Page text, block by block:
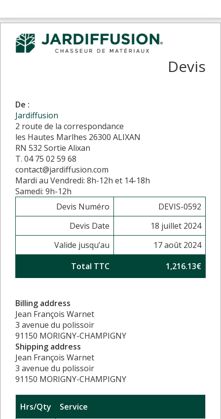
Devis
De :
Jardiffusion
2 route de la correspondance
les Hautes Marlhes 26300 ALIXAN
RN 532 Sortie Alixan
T. 04 75 02 59 68
contact@jardiffusion.com
Mardi au Vendredi: 8h-12h et 14-18h
Samedi: 9h-12h
Devis Numéro
DEVIS-0592
Devis Date
18 juillet 2024
Valide jusqu’au
17 août 2024
Total TTC
1,216.13€
Billing address
Jean François Warnet
3 avenue du polissoir
91150 MORIGNY-CHAMPIGNY
Shipping address
Jean François Warnet
3 avenue du polissoir
91150 MORIGNY-CHAMPIGNY
Hrs/Qty
Service